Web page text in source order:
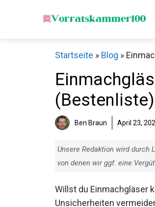
Startseite » Blog »
(Bestenliste)
Ben Braun April 23,
Unsere Redaktion wird durch
von denen wir ggf. eine
Willst du Einmachgläser
Unsicherheiten